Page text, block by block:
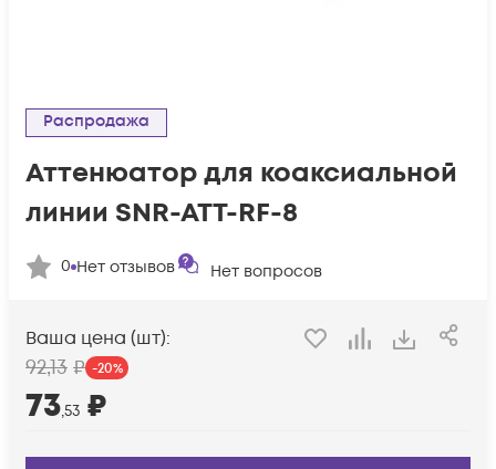
Распродажа
Аттенюатор для коаксиальной
линии SNR-ATT-RF-8
0 Нет отзывов Нет вопросов
Ваша цена (шт):
92,13 ₽ -20%
73,53 ₽